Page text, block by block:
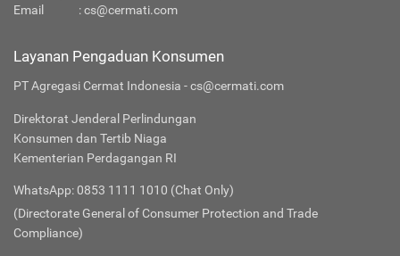
Email
:cs@cermati.com
Layanan Pengaduan Konsumen
PT Agregasi Cermat Indonesia - cs@cermati.com
Direktorat Jenderal Perlindungan
Konsumen dan Tertib Niaga
Kementerian Perdagangan RI
WhatsApp: 0853 1111 1010 (Chat Only)
(Directorate General of Consumer Protection and Trade
Compliance)